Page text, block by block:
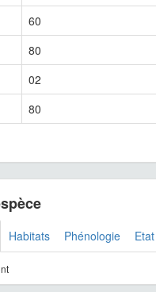
60
80
02
80
Habitats Phénologie